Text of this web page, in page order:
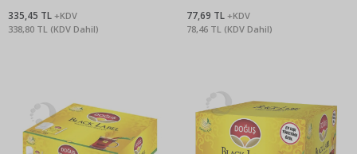
335,45 TL +KDV
338,80 TL (KDV Dahil)
77,69 TL +KDV
78,46 TL (KDV Dahil)